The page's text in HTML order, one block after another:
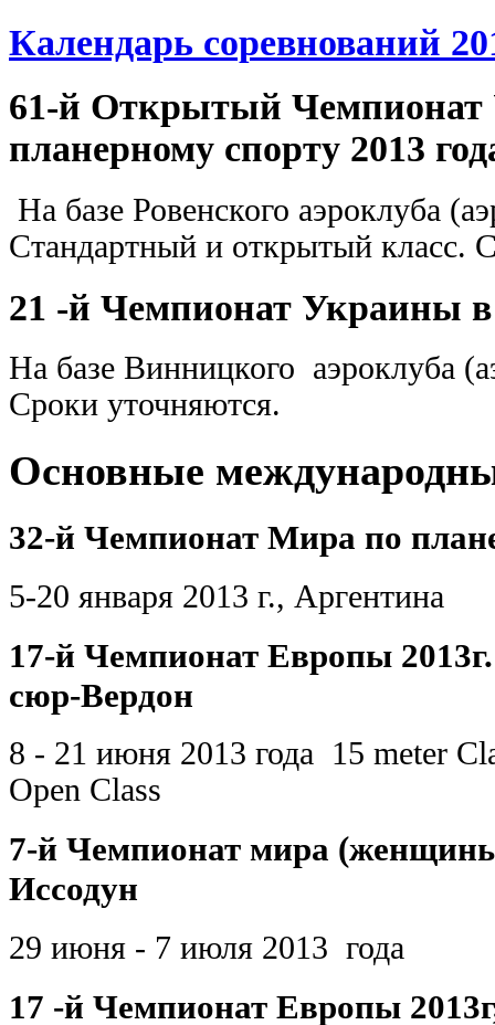
Календарь соревнований
61-й Открытый
планерному спорту 2013
На базе Ровенского аэроклуба
Стандартный и открытый класс.
21 -й Чемпионат Украины
На базе Винницкого аэроклуба
Сроки уточняются.
Основные
32-й Чемпионат Мира по
5-20 января 2013 г., Аргентина
17-й Чемпионат Европы
сюр-Вердон
8 - 21 июня 2013 года 15 meter
Open Class
7-й Чемпионат мира
Иссодун
29 июня - 7 июля 2013 года
17 -й Чемпионат Европы